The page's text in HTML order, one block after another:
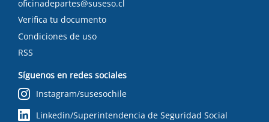
oficinadepartes@suseso.cl
Verifica tu documento
Condiciones de uso
RSS
Síguenos en redes sociales
Instagram/susesochile
Linkedin/Superintendencia de Seguridad Social